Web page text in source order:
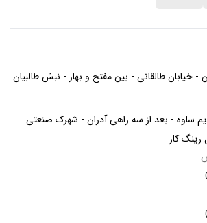
- خیابان طالقانی - بین مفتح و بهار - نبش طالبیان
ساوه - بعد از سه راهی آدران - شهرک صنعتی
رینگ کار